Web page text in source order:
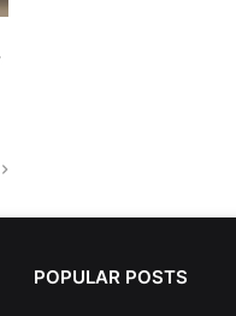
POPULAR POSTS